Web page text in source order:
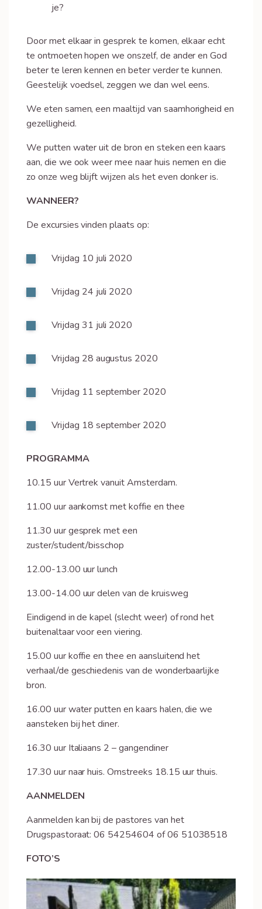
je?
Door met elkaar in gesprek te komen, elkaar echt
te ontmoeten hopen we onszelf, de ander en God
beter te leren kennen en beter verder te kunnen.
Geestelijk voedsel, zeggen we dan wel eens.
We eten samen, een maaltijd van saamhorigheid en
gezelligheid.
We putten water uit de bron en steken een kaars
aan, die we ook weer mee naar huis nemen en die
zo onze weg blijft wijzen als het even donker is.
WANNEER?
De excursies vinden plaats op:
Vrijdag 10 juli 2020
Vrijdag 24 juli 2020
Vrijdag 31 juli 2020
Vrijdag 28 augustus 2020
Vrijdag 11 september 2020
Vrijdag 18 september 2020
PROGRAMMA
10.15 uur Vertrek vanuit Amsterdam.
11.00 uur aankomst met koffie en thee
11.30 uur gesprek met een
zuster/student/bisschop
12.00-13.00 uur lunch
13.00-14.00 uur delen van de kruisweg
Eindigend in de kapel (slecht weer) of rond het
buitenaltaar voor een viering.
15.00 uur koffie en thee en aansluitend het
verhaal/de geschiedenis van de wonderbaarlijke
bron.
16.00 uur water putten en kaars halen, die we
aansteken bij het diner.
16.30 uur Italiaans 2 – gangendiner
17.30 uur naar huis. Omstreeks 18.15 uur thuis.
AANMELDEN
Aanmelden kan bij de pastores van het
Drugspastoraat: 06 54254604 of 06 51038518
FOTO’S